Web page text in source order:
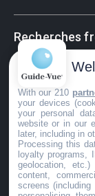
Recherches
Pathologies
Signes d'une
La vision
Acuité visuelle
Myosis /
Œdème oculaire
©GuideVue2024
With our 210
your devices
your personal
website or in our
later, including in
Processing this
loyalty programs,
geolocation,
content,
screens